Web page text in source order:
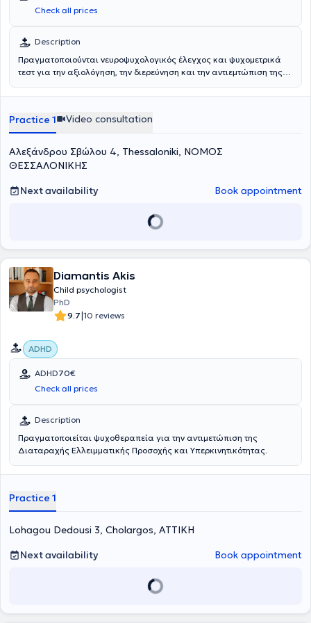
Check all prices
Description
Πραγματοποιούνται νευροψυχολογικός έλεγχος και ψυχομετρικά
τεστ για την αξιολόγηση, την διερεύνηση και την αντιεμτώπιση της
Practice 1 Video consultation
Αλεξάνδρου Σβώλου 4, Thessaloniki, ΝΟΜΟΣ
ΘΕΣΣΑΛΟΝΙΚΗΣ
Next availability
Book appointment
Diamantis Akis
Child psychologist
PhD
9.7|10 reviews
ADHD
ADHD70€
Check all prices
Description
Πραγματοποιείται ψυχοθεραπεία για την αντιμετώπιση της
Διαταραχής Ελλειμματικής Προσοχής και Υπερκινητικότητας.
Practice 1
Lohagou Dedousi 3, Cholargos, ΑΤΤΙΚΗ
Next availability
Book appointment